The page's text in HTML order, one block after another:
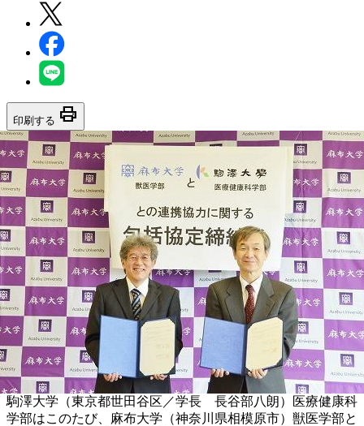
印刷する print
駒澤大学（東京都世田谷区／学長 長谷部八朗）医療健康科
学部はこのたび、麻布大学（神奈川県相模原市）獣医学部と